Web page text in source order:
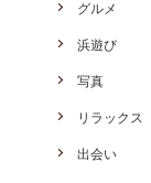
グルメ
浜遊び
写真
リラックス
出会い